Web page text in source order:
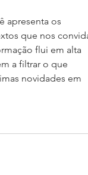
apresenta os
que nos
flui em alta
a filtrar o que
novidades em